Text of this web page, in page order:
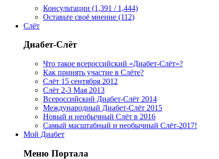
Консультации (1,391 / 1,444)
Оставьте своё мнение (112)
Слёт
Диабет-Слёт
Что такое всероссийский «Диабет-Слёт»?
Как принять участие в Слёте?
Слёт 15 сентября 2012
Слёт 2-3 Мая 2013
Всероссийский Диабет-Слёт 2014
Международный Диабет-Слёт 2015
Новый и необычный Слёт в 2016
Самый масштабный и необычный Слёт-2017!
Мой Диабет
Меню Портала